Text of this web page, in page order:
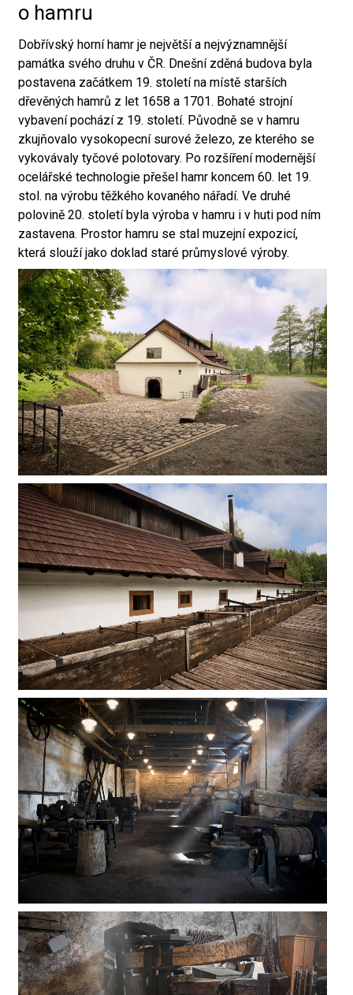
o hamru
Dobřívský horní hamr je největší a nejvýznamnější
památka svého druhu v ČR. Dnešní zděná budova byla
postavena začátkem 19. století na místě starších
dřevěných hamrů z let 1658 a 1701. Bohaté strojní
vybavení pochází z 19. století. Původně se v hamru
zkujňovalo vysokopecní surové železo, ze kterého se
vykovávaly tyčové polotovary. Po rozšíření modernější
ocelářské technologie přešel hamr koncem 60. let 19.
stol. na výrobu těžkého kovaného nářadí. Ve druhé
polovině 20. století byla výroba v hamru i v huti pod ním
zastavena. Prostor hamru se stal muzejní expozicí,
která slouží jako doklad staré průmyslové výroby.